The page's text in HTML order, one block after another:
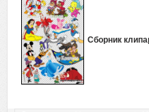
Сборник